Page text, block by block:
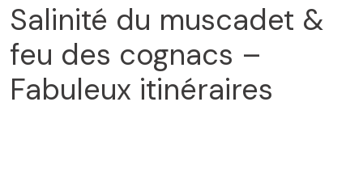
Salinité du muscadet &
feu des cognacs –
Fabuleux itinéraires